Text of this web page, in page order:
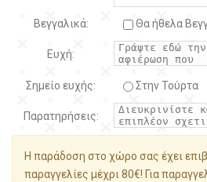
Βεγγαλικά: Θα ήθελα
Ευχή:
Σημείο ευχής: Στην Τούρτα
Παρατηρήσεις:
Η παράδοση στο χώρο σας έχει
παραγγελίες μέχρι 80€! Για